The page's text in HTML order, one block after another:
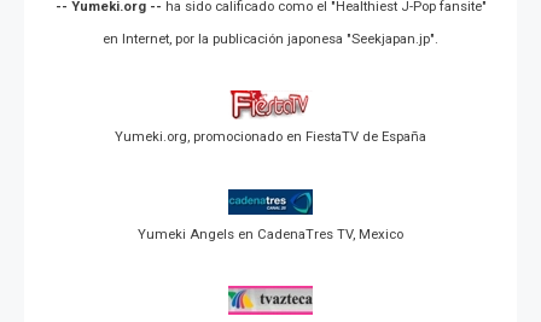
-- Yumeki.org -- ha sido calificado como el "Healthiest J-Pop fansite"
en Internet, por la publicación japonesa "Seekjapan.jp".
Yumeki.org, promocionado en FiestaTV de España
Yumeki Angels en CadenaTres TV, Mexico